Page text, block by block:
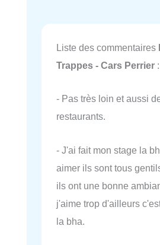
Liste des commentaires
Trappes - Cars Perrier :
- Pas très loin et aussi
restaurants.
- J'ai fait mon stage la
aimer ils sont tous
ils ont une bonne
j'aime trop d'ailleurs
la bha.